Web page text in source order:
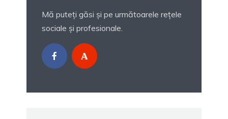
Mă puteți găsi și pe următoarele rețele
sociale și profesionale.